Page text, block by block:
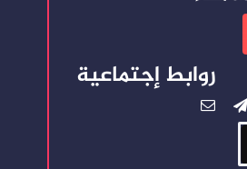
روابط إجتماعية